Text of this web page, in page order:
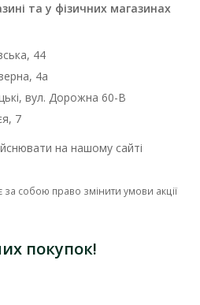
та у фізичних магазинах
44
4а
вул. Дорожна 60-В
7
на нашому сайті
собою право змінити умови акції
покупок!